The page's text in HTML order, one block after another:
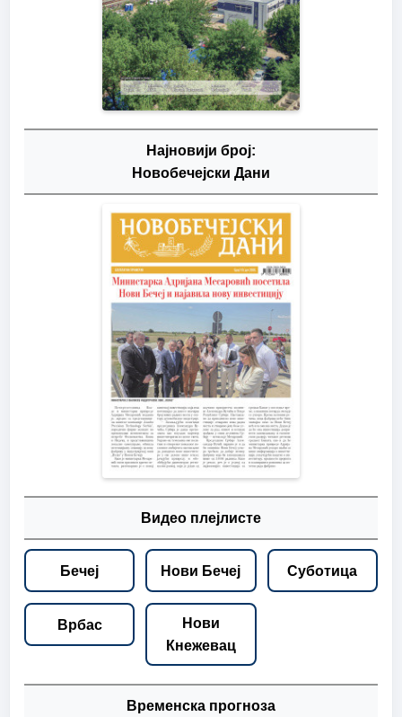
Најновији број:
Новобечејски Дани
Видео плејлисте
Бечеј Нови Бечеј Суботица
Врбас
Нови
Кнежевац
Временска прогноза